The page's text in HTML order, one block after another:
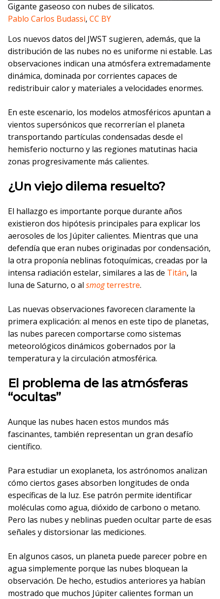
Gigante gaseoso con nubes de silicatos.
Pablo Carlos Budassi, CC BY
Los nuevos datos del JWST sugieren, además, que la
distribución de las nubes no es uniforme ni estable. Las
observaciones indican una atmósfera extremadamente
dinámica, dominada por corrientes capaces de
redistribuir calor y materiales a velocidades enormes.
En este escenario, los modelos atmosféricos apuntan a
vientos supersónicos que recorrerían el planeta
transportando partículas condensadas desde el
hemisferio nocturno y las regiones matutinas hacia
zonas progresivamente más calientes.
¿Un viejo dilema resuelto?
El hallazgo es importante porque durante años
existieron dos hipótesis principales para explicar los
aerosoles de los Júpiter calientes. Mientras que una
defendía que eran nubes originadas por condensación,
la otra proponía neblinas fotoquímicas, creadas por la
intensa radiación estelar, similares a las de Titán, la
luna de Saturno, o al smogterrestre.
Las nuevas observaciones favorecen claramente la
primera explicación: al menos en este tipo de planetas,
las nubes parecen comportarse como sistemas
meteorológicos dinámicos gobernados por la
temperatura y la circulación atmosférica.
El problema de las atmósferas
“ocultas”
Aunque las nubes hacen estos mundos más
fascinantes, también representan un gran desafío
científico.
Para estudiar un exoplaneta, los astrónomos analizan
cómo ciertos gases absorben longitudes de onda
específicas de la luz. Ese patrón permite identificar
moléculas como agua, dióxido de carbono o metano.
Pero las nubes y neblinas pueden ocultar parte de esas
señales y distorsionar las mediciones.
En algunos casos, un planeta puede parecer pobre en
agua simplemente porque las nubes bloquean la
observación. De hecho, estudios anteriores ya habían
mostrado que muchos Júpiter calientes forman un